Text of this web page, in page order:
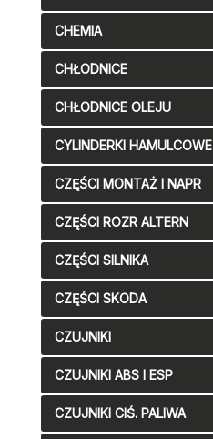
CHEMIA
CHŁODNICE
CHŁODNICE OLEJU
CYLINDERKI HAMULCOWE
CZĘŚCI MONTAŻ I NAPR
CZĘŚCI ROZR ALTERN
CZĘŚCI SILNIKA
CZĘŚCI SKODA
CZUJNIKI
CZUJNIKI ABS I ESP
CZUJNIKI CIŚ. PALIWA